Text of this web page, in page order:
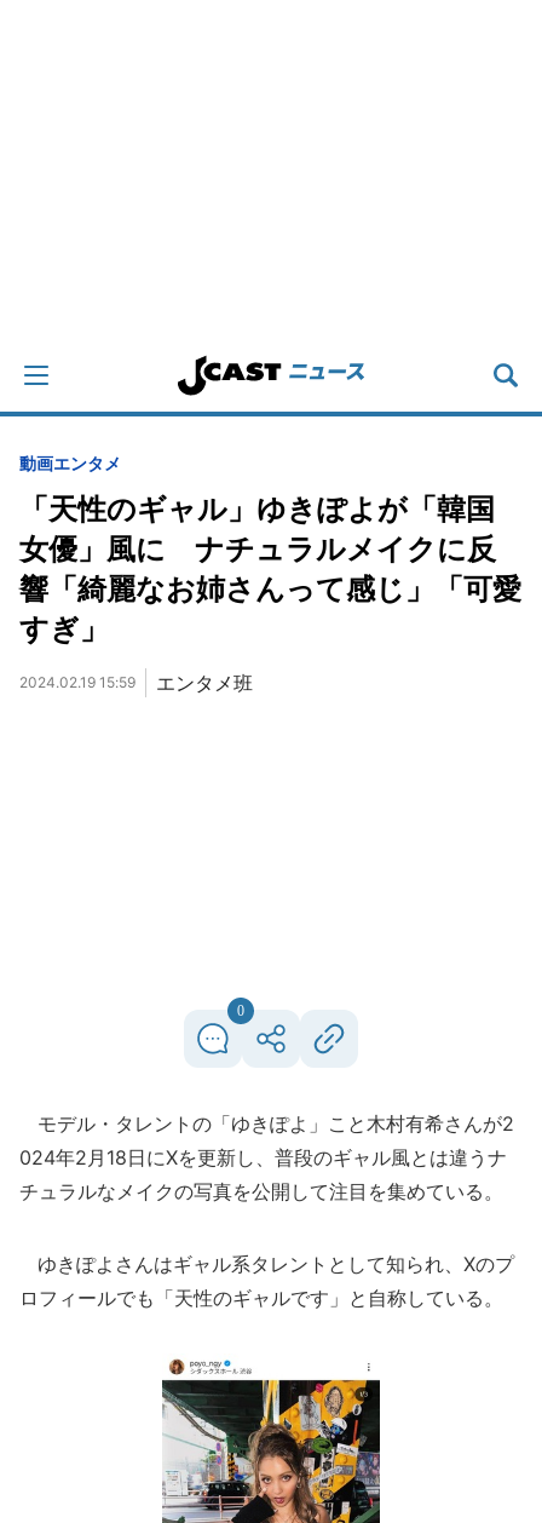
動画エンタメ
「天性のギャル」ゆきぽよが「韓国
女優」風に ナチュラルメイクに反
響「綺麗なお姉さんって感じ」「可愛
すぎ」
2024.02.19 15:59 エンタメ班
0
モデル・タレントの「ゆきぽよ」こと木村有希さんが2
024年2月18日にXを更新し、普段のギャル風とは違うナ
チュラルなメイクの写真を公開して注目を集めている。
ゆきぽよさんはギャル系タレントとして知られ、Xのプ
ロフィールでも「天性のギャルです」と自称している。